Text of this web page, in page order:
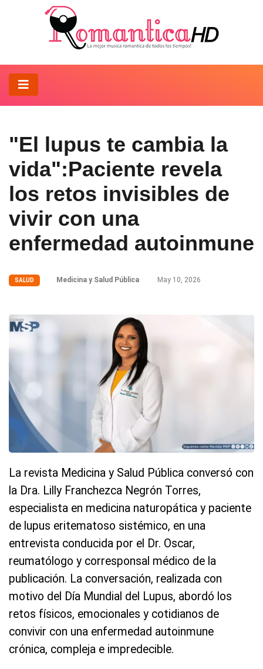
"El lupus te cambia la
vida":Paciente revela
los retos invisibles de
vivir con una
enfermedad autoinmune
SALUD Medicina y Salud Pública May 10, 2026
La revista Medicina y Salud Pública conversó con
la Dra. Lilly Franchezca Negrón Torres,
especialista en medicina naturopática y paciente
de lupus eritematoso sistémico, en una
entrevista conducida por el Dr. Oscar,
reumatólogo y corresponsal médico de la
publicación. La conversación, realizada con
motivo del Día Mundial del Lupus, abordó los
retos físicos, emocionales y cotidianos de
convivir con una enfermedad autoinmune
crónica, compleja e impredecible.